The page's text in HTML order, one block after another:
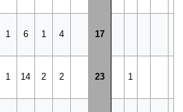
1 6 1 4 17
1 14 2 2 23 1